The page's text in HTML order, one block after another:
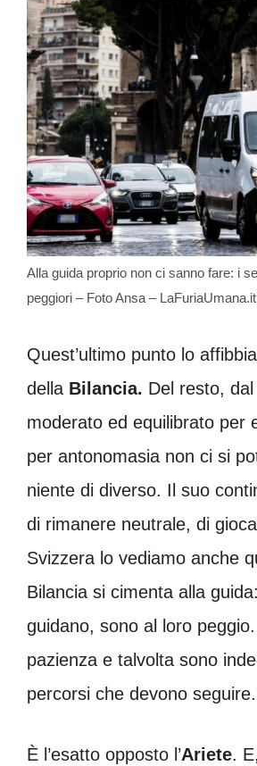
Alla guida proprio non ci sanno fare: i
peggiori – Foto Ansa – LaFuriaUmana.it
Quest’ultimo punto lo
della Bilancia. Del resto,
moderato ed equilibrato per
per antonomasia non ci si
niente di diverso. Il suo
di rimanere neutrale, di
Svizzera lo vediamo anche
Bilancia si cimenta alla
guidano, sono al loro
pazienza e talvolta sono
percorsi che devono seguire.
È l’esatto opposto l’Ariete.